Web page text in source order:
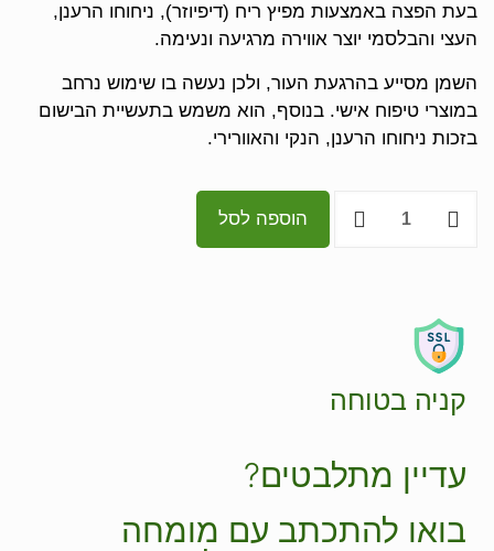
בעת הפצה באמצעות מפיץ ריח (דיפיוזר), ניחוחו הרענן,
העצי והבלסמי יוצר אווירה מרגיעה ונעימה.
השמן מסייע בהרגעת העור, ולכן נעשה בו שימוש נרחב
במוצרי טיפוח אישי. בנוסף, הוא משמש בתעשיית הבישום
בזכות ניחוחו הרענן, הנקי והאוורירי.
הוספה לסל
קניה בטוחה
עדיין מתלבטים?
בואו להתכתב עם מומחה